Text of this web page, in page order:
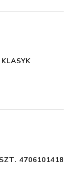
4706101418